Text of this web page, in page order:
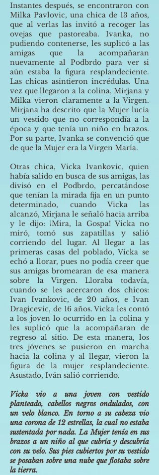
Instantes después, se encontraron con
Milka Pavlovic, una chica de 13 años,
que al verlas las invitó a recoger las
ovejas que pastoreaba. Ivanka, no
pudiendo contenerse, les suplicó a las
amigas que la acompañaran
nuevamente al Podbrdo para ver si
aún estaba la figura resplandeciente.
Las chicas asintieron incrédulas. Una
vez que llegaron a la colina, Mirjana y
Milka vieron claramente a la Virgen.
Mirjana ha descrito que la Mujer lucía
un vestido que no correspondía a la
época y que tenía un niño en brazos.
Por su parte, Ivanka se convenció que
de que la Mujer era la Virgen María.
Otras chica, Vicka Ivankovic, quien
había salido en busca de sus amigas, las
divisó en el Podbrdo, percatándose
que tenían la mirada fija en un punto
determinado, cuando Vicka las
alcanzó, Mirjana le señaló hacia arriba
y le dijo: ¡Mira, la Gospa! Vicka no
miró, tomó sus zapatillas y salió
corriendo del lugar. Al llegar a las
primeras casas del poblado, Vicka se
echó a llorar, pues no podía creer que
sus amigas bromearan de esa manera
sobre la Virgen. Lloraba todavía,
cuando se les acercaron dos chicos:
Ivan Ivankovic, de 20 años, e Ivan
Dragicevic, de 16 años. Vicka les contó
a los joven lo ocurrido en la colina y
les suplicó que la acompañaran de
regreso al sitio. De esta manera, los
tres jóvenes se pusieron en marcha
hacia la colina y al llegar, vieron la
figura de la mujer resplandeciente.
Asustado, Iván salió corriendo.
Vicka vio a una joven con vestido
planteado, cabellos negros ondulados, con
un velo blanco. En torno a su cabeza vio
una corona de 12 estrellas, la cual no estaba
sustentada por nada. La Mujer tenía en sus
brazos a un niño al que cubría y descubría
con su velo. Sus pies cubiertos por su vestido
se posaban sobre una nube que flotaba sobre
la tierra.